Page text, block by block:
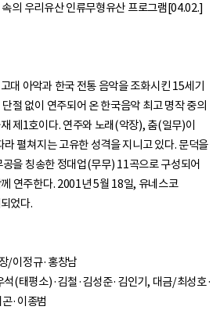
의 우리유산 인류무형유산 프로그램[04.02.]
대 아악과 한국 전통 음악을 조화시킨 15세기
절 없이 연주되어 온 한국음악 최고 명작 중의
제1호이다. 연주와 노래(악장), 춤(일무)이
펼쳐지는 고유한 성격을 지니고 있다. 문덕을
을 칭송한 정대업(무무) 11곡으로 구성되어
연주한다. 2001년 5월 18일, 유네스코
/이정규·홍창남
(태평소)·김철·김성준·김인기, 대금/최성호·
·이종범